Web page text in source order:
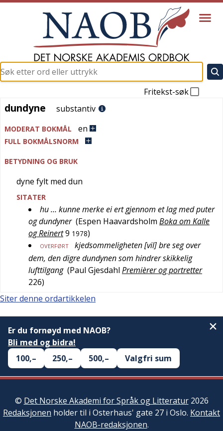
Fritekst-søk
dundyne
dundyne substantiv
MODERAT BOKMÅL en
FULL BOKMÅLSNORM
BETYDNING OG BRUK
dyne fylt med dun
SITATER
hu … kunne merke ei ert gjennom et lag med puter
og dundyner (Espen Haavardsholm Boka om Kalle
og Reinert9 1978)
OVERFØRT
kjedsommeligheten [vil] bre seg over
dem, den digre dundynen som hindrer skikkelig
lufttilgang (Paul Gjesdahl Premièrer og portretter
226)
Siter denne ordartikkelen
Er du fornøyd med NAOB?
Bli med og bidra!
100,–
250,– 500,– Valgfri sum
© Det Norske Akademi for Språk og Litteratur2026
Redaksjonen holder til i Osterhaus' gate 27 i Oslo. Kontakt
NAOB-redaksjonen.